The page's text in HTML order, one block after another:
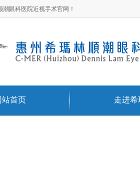
眼科医院近视手术官网！
站首页 走进希